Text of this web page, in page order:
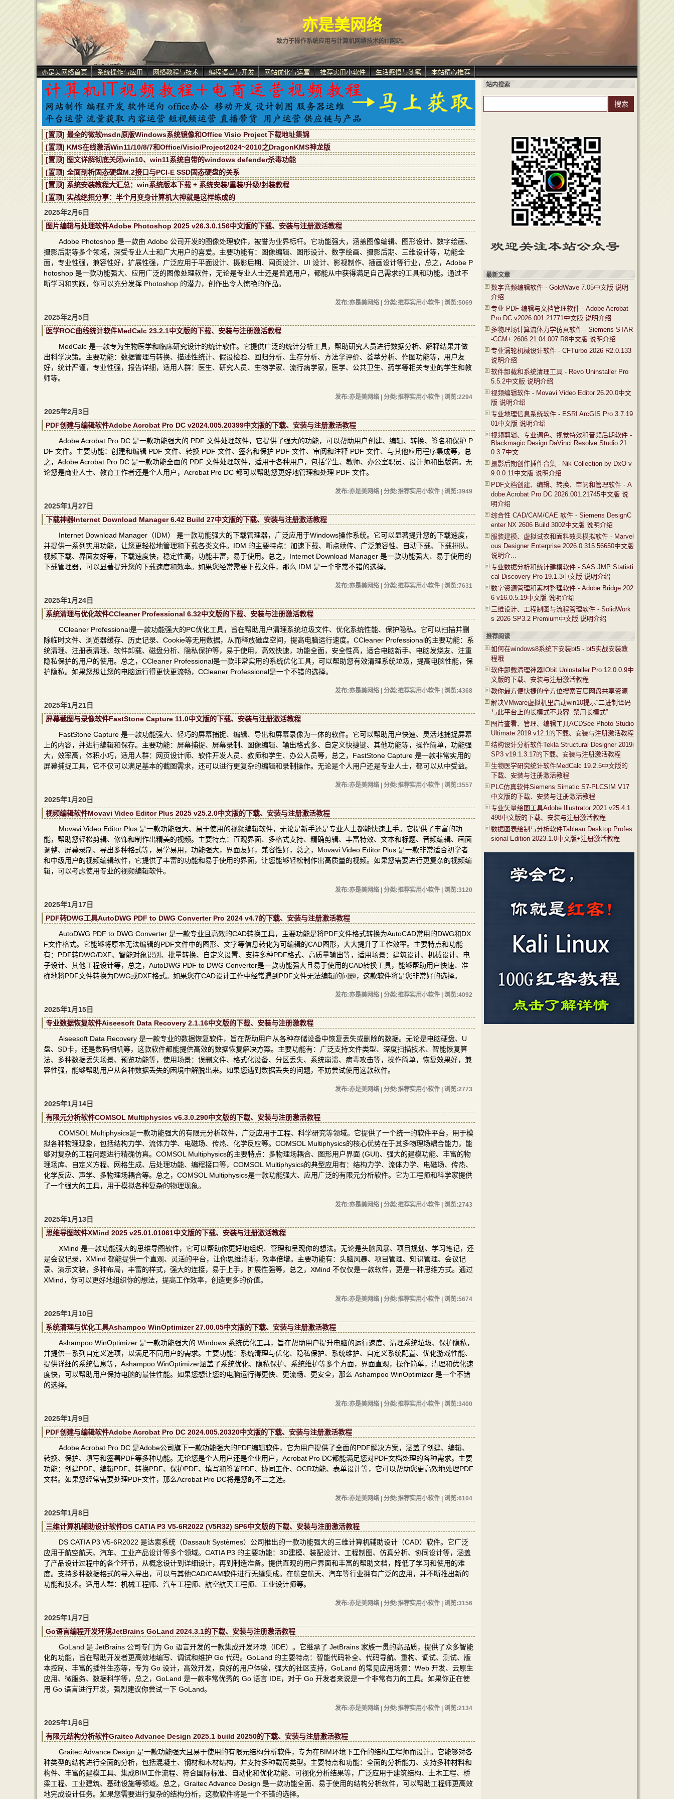
亦是美网络
致力于操作系统应用与计算机网络技术的IT网站。
亦是美网络首页 系统操作与应用 网络教程与技术 编程语言与开发 网站优化与运营 推荐实用小软件 生活感悟与随笔 本站精心推荐
[置顶] 最全的微软msdn原版Windows系统镜像和Office Visio Project下载地址集锦
[置顶] KMS在线激活Win11/10/8/7和Office/Visio/Project2024~2010之DragonKMS神龙版
[置顶] 图文详解彻底关闭win10、win11系统自带的windows defender杀毒功能
[置顶] 全面剖析固态硬盘M.2接口与PCI-E SSD固态硬盘的关系
[置顶] 系统安装教程大汇总：win系统版本下载 + 系统安装/重装/升级/封装教程
[置顶] 实战绝招分享：半个月变身计算机大神就是这样练成的
2025年2月6日
图片编辑与处理软件Adobe Photoshop 2025 v26.3.0.156中文版的下载、安装与注册激活教程
Adobe Photoshop 是一款由 Adobe 公司开发的图像处理软件，被誉为业界标杆。它功能强大，涵盖图像编辑、图形设计、数字绘画、
摄影后期等多个领域，深受专业人士和广大用户的喜爱。主要功能有：图像编辑、图形设计、数字绘画、摄影后期、三维设计等，功能全
面，专业性强，兼容性好，扩展性强，广泛应用于平面设计、摄影后期、网页设计、UI 设计、影视制作、插画设计等行业，总之，Adobe P
hotoshop 是一款功能强大、应用广泛的图像处理软件，无论是专业人士还是普通用户，都能从中获得满足自己需求的工具和功能。通过不
断学习和实践，你可以充分发挥 Photoshop 的潜力，创作出令人惊艳的作品。
发布:亦是美网络 | 分类:推荐实用小软件 | 浏览:5069
2025年2月5日
医学ROC曲线统计软件MedCalc 23.2.1中文版的下载、安装与注册激活教程
MedCalc 是一款专为生物医学和临床研究设计的统计软件。它提供广泛的统计分析工具，帮助研究人员进行数据分析、解释结果并做
出科学决策。主要功能：数据管理与转换、描述性统计、假设检验、回归分析、生存分析、方法学评价、荟萃分析、作图功能等，用户友
好，统计严谨，专业性强，报告详细，适用人群：医生、研究人员、生物学家、流行病学家，医学、公共卫生、药学等相关专业的学生和教
师等。
发布:亦是美网络 | 分类:推荐实用小软件 | 浏览:2294
2025年2月3日
PDF创建与编辑软件Adobe Acrobat Pro DC v2024.005.20399中文版的下载、安装与注册激活教程
Adobe Acrobat Pro DC 是一款功能强大的 PDF 文件处理软件，它提供了强大的功能，可以帮助用户创建、编辑、转换、签名和保护 P
DF 文件。主要功能：创建和编辑 PDF 文件、转换 PDF 文件、签名和保护 PDF 文件、审阅和注释 PDF 文件、与其他应用程序集成等，总
之，Adobe Acrobat Pro DC 是一款功能全面的 PDF 文件处理软件，适用于各种用户，包括学生、教师、办公室职员、设计师和出版商。无
论您是商业人士、教育工作者还是个人用户，Acrobat Pro DC 都可以帮助您更好地管理和处理 PDF 文件。
发布:亦是美网络 | 分类:推荐实用小软件 | 浏览:3949
2025年1月27日
下载神器Internet Download Manager 6.42 Build 27中文版的下载、安装与注册激活教程
Internet Download Manager（IDM） 是一款功能强大的下载管理器，广泛应用于Windows操作系统。它可以显著提升您的下载速度，
并提供一系列实用功能，让您更轻松地管理和下载各类文件。IDM 的主要特点：加速下载、断点续传、广泛兼容性、自动下载、下载排队、
视频下载、界面友好等，下载速度快，稳定性高，功能丰富，易于使用。总之，Internet Download Manager 是一款功能强大、易于使用的
下载管理器，可以显著提升您的下载速度和效率。如果您经常需要下载文件，那么 IDM 是一个非常不错的选择。
发布:亦是美网络 | 分类:推荐实用小软件 | 浏览:7631
2025年1月24日
系统清理与优化软件CCleaner Professional 6.32中文版的下载、安装与注册激活教程
CCleaner Professional是一款功能强大的PC优化工具，旨在帮助用户清理系统垃圾文件、优化系统性能、保护隐私。它可以扫描并删
除临时文件、浏览器缓存、历史记录、Cookie等无用数据，从而释放磁盘空间，提高电脑运行速度。CCleaner Professional的主要功能：系
统清理、注册表清理、软件卸载、磁盘分析、隐私保护等，易于使用，高效快速，功能全面，安全性高，适合电脑新手、电脑发烧友、注重
隐私保护的用户的使用。总之，CCleaner Professional是一款非常实用的系统优化工具，可以帮助您有效清理系统垃圾，提高电脑性能，保
护隐私。如果您想让您的电脑运行得更快更流畅，CCleaner Professional是一个不错的选择。
发布:亦是美网络 | 分类:推荐实用小软件 | 浏览:4368
2025年1月21日
屏幕截图与录像软件FastStone Capture 11.0中文版的下载、安装与注册激活教程
FastStone Capture 是一款功能强大、轻巧的屏幕捕捉、编辑、导出和屏幕录像为一体的软件。它可以帮助用户快速、灵活地捕捉屏幕
上的内容，并进行编辑和保存。主要功能：屏幕捕捉、屏幕录制、图像编辑、输出格式多、自定义快捷键、其他功能等，操作简单，功能强
大，效率高，体积小巧，适用人群：网页设计师、软件开发人员、教师和学生、办公人员等，总之，FastStone Capture 是一款非常实用的
屏幕捕捉工具，它不仅可以满足基本的截图需求，还可以进行更复杂的编辑和录制操作。无论是个人用户还是专业人士，都可以从中受益。
发布:亦是美网络 | 分类:推荐实用小软件 | 浏览:3557
2025年1月20日
视频编辑软件Movavi Video Editor Plus 2025 v25.2.0中文版的下载、安装与注册激活教程
Movavi Video Editor Plus 是一款功能强大、易于使用的视频编辑软件，无论是新手还是专业人士都能快速上手。它提供了丰富的功
能，帮助您轻松剪辑、修饰和制作出精美的视频。主要特点：直观界面、多格式支持、精确剪辑、丰富特效、文本和标题、音频编辑、画面
调整、屏幕录制、导出多种格式等，易学易用，功能强大，界面友好，兼容性好，总之，Movavi Video Editor Plus 是一款非常适合初学者
和中级用户的视频编辑软件，它提供了丰富的功能和易于使用的界面，让您能够轻松制作出高质量的视频。如果您需要进行更复杂的视频编
辑，可以考虑使用专业的视频编辑软件。
发布:亦是美网络 | 分类:推荐实用小软件 | 浏览:3120
2025年1月17日
PDF转DWG工具AutoDWG PDF to DWG Converter Pro 2024 v4.7的下载、安装与注册激活教程
AutoDWG PDF to DWG Converter 是一款专业且高效的CAD转换工具，主要功能是将PDF文件格式转换为AutoCAD常用的DWG和DX
F文件格式。它能够将原本无法编辑的PDF文件中的图形、文字等信息转化为可编辑的CAD图形，大大提升了工作效率。主要特点和功能
有：PDF转DWG/DXF、智能对象识别、批量转换、自定义设置、支持多种PDF格式、高质量输出等，适用场景：建筑设计、机械设计、电
子设计、其他工程设计等，总之，AutoDWG PDF to DWG Converter是一款功能强大且易于使用的CAD转换工具，能够帮助用户快速、准
确地将PDF文件转换为DWG或DXF格式。如果您在CAD设计工作中经常遇到PDF文件无法编辑的问题，这款软件将是您非常好的选择。
发布:亦是美网络 | 分类:推荐实用小软件 | 浏览:4092
2025年1月15日
专业数据恢复软件Aiseesoft Data Recovery 2.1.16中文版的下载、安装与注册激教程
Aiseesoft Data Recovery 是一款专业的数据恢复软件，旨在帮助用户从各种存储设备中恢复丢失或删除的数据。无论是电脑硬盘、U
盘、SD卡，还是数码相机等，这款软件都能提供高效的数据恢复解决方案。主要功能有：广泛支持文件类型、深度扫描技术、智能恢复算
法、多种数据丢失场景、预览功能等，使用场景：误删文件、格式化设备、分区丢失、系统崩溃、病毒攻击等，操作简单，恢复效果好，兼
容性强，能够帮助用户从各种数据丢失的困境中解脱出来。如果您遇到数据丢失的问题，不妨尝试使用这款软件。
发布:亦是美网络 | 分类:推荐实用小软件 | 浏览:2773
2025年1月14日
有限元分析软件COMSOL Multiphysics v6.3.0.290中文版的下载、安装与注册激活教程
COMSOL Multiphysics是一款功能强大的有限元分析软件，广泛应用于工程、科学研究等领域。它提供了一个统一的软件平台，用于模
拟各种物理现象，包括结构力学、流体力学、电磁场、传热、化学反应等。COMSOL Multiphysics的核心优势在于其多物理场耦合能力，能
够对复杂的工程问题进行精确仿真。COMSOL Multiphysics的主要特点：多物理场耦合、图形用户界面 (GUI)、强大的建模功能、丰富的物
理场库、自定义方程、网格生成、后处理功能、编程接口等，COMSOL Multiphysics的典型应用有：结构力学、流体力学、电磁场、传热、
化学反应、声学、多物理场耦合等。总之，COMSOL Multiphysics是一款功能强大、应用广泛的有限元分析软件。它为工程师和科学家提供
了一个强大的工具，用于模拟各种复杂的物理现象。
发布:亦是美网络 | 分类:推荐实用小软件 | 浏览:2743
2025年1月13日
思维导图软件XMind 2025 v25.01.01061中文版的下载、安装与注册激活教程
XMind 是一款功能强大的思维导图软件，它可以帮助你更好地组织、管理和呈现你的想法。无论是头脑风暴、项目规划、学习笔记，还
是会议记录，XMind 都能提供一个直观、灵活的平台，让你思维清晰，效率倍增。主要功能有：头脑风暴、项目管理、知识管理、会议记
录、演示文稿，多种布局，丰富的样式，强大的连接，易于上手，扩展性强等，总之，XMind 不仅仅是一款软件，更是一种思维方式。通过
XMind，你可以更好地组织你的想法，提高工作效率，创造更多的价值。
发布:亦是美网络 | 分类:推荐实用小软件 | 浏览:5674
2025年1月10日
系统清理与优化工具Ashampoo WinOptimizer 27.00.05中文版的下载、安装与注册激活教程
Ashampoo WinOptimizer 是一款功能强大的 Windows 系统优化工具，旨在帮助用户提升电脑的运行速度、清理系统垃圾、保护隐私，
并提供一系列自定义选项，以满足不同用户的需求。主要功能：系统清理与优化、隐私保护、系统维护、自定义系统配置、优化游戏性能、
提供详细的系统信息等，Ashampoo WinOptimizer涵盖了系统优化、隐私保护、系统维护等多个方面，界面直观，操作简单，清理和优化速
度快，可以帮助用户保持电脑的最佳性能。如果您想让您的电脑运行得更快、更流畅、更安全，那么 Ashampoo WinOptimizer 是一个不错
的选择。
发布:亦是美网络 | 分类:推荐实用小软件 | 浏览:3400
2025年1月9日
PDF创建与编辑软件Adobe Acrobat Pro DC 2024.005.20320中文版的下载、安装与注册激活教程
Adobe Acrobat Pro DC 是Adobe公司旗下一款功能强大的PDF编辑软件，它为用户提供了全面的PDF解决方案，涵盖了创建、编辑、
转换、保护、填写和签署PDF等多种功能。无论您是个人用户还是企业用户，Acrobat Pro DC都能满足您对PDF文档处理的各种需求。主要
功能：创建PDF、编辑PDF、转换PDF、保护PDF、填写和签署PDF、协同工作、OCR功能、表单设计等，它可以帮助您更高效地处理PDF
文档。如果您经常需要处理PDF文件，那么Acrobat Pro DC将是您的不二之选。
发布:亦是美网络 | 分类:推荐实用小软件 | 浏览:6104
2025年1月8日
三维计算机辅助设计软件DS CATIA P3 V5-6R2022 (V5R32) SP6中文版的下载、安装与注册激活教程
DS CATIA P3 V5-6R2022 是达索系统（Dassault Systèmes）公司推出的一款功能强大的三维计算机辅助设计（CAD）软件。它广泛
应用于航空航天、汽车、工业产品设计等多个领域。CATIA P3 的主要功能：3D建模、装配设计、工程制图、仿真分析、协同设计等，涵盖
了产品设计过程中的各个环节，从概念设计到详细设计，再到制造准备。提供直观的用户界面和丰富的帮助文档，降低了学习和使用的难
度。支持多种数据格式的导入导出，可以与其他CAD/CAM软件进行无缝集成。在航空航天、汽车等行业拥有广泛的应用，并不断推出新的
功能和技术。适用人群：机械工程师、汽车工程师、航空航天工程师、工业设计师等。
发布:亦是美网络 | 分类:推荐实用小软件 | 浏览:3156
2025年1月7日
Go语言编程开发环境JetBrains GoLand 2024.3.1的下载、安装与注册激活教程
GoLand 是 JetBrains 公司专门为 Go 语言开发的一款集成开发环境（IDE）。它继承了 JetBrains 家族一贯的高品质，提供了众多智能
化的功能，旨在帮助开发者更高效地编写、调试和维护 Go 代码。GoLand 的主要特点：智能代码补全、代码导航、重构、调试、测试、版
本控制、丰富的插件生态等，专为 Go 设计，高效开发，良好的用户体验，强大的社区支持，GoLand 的常见应用场景：Web 开发、云原生
应用、微服务、数据科学等，总之，GoLand 是一款非常优秀的 Go 语言 IDE，对于 Go 开发者来说是一个非常有力的工具。如果你正在使
用 Go 语言进行开发，强烈建议你尝试一下 GoLand。
发布:亦是美网络 | 分类:推荐实用小软件 | 浏览:2134
2025年1月6日
有限元结构分析软件Graitec Advance Design 2025.1 build 20250的下载、安装与注册激活教程
Graitec Advance Design 是一款功能强大且易于使用的有限元结构分析软件，专为在BIM环境下工作的结构工程师而设计。它能够对各
种类型的结构进行全面的分析，包括混凝土、钢材和木材结构，并支持多种载荷类型。主要特点和功能：全面的分析能力、支持多种材料和
构件、丰富的建模工具、集成BIM工作流程、符合国际标准、自动化和优化功能、可视化分析结果等，广泛应用于建筑结构、土木工程、桥
梁工程、工业建筑、基础设施等领域。总之，Graitec Advance Design 是一款功能全面、易于使用的结构分析软件，可以帮助工程师更高效
地完成设计任务。如果您需要进行复杂的结构分析，这款软件将是一个不错的选择。
站内搜索
最新文章
数字音频编辑软件 - GoldWave 7.05中文版 说明
介绍
专业 PDF 编辑与文档管理软件 - Adobe Acrobat
Pro DC v2026.001.21771中文版 说明介绍
多物理场计算流体力学仿真软件 - Siemens STAR
-CCM+ 2606 21.04.007 R8中文版 说明介绍
专业涡轮机械设计软件 - CFTurbo 2026 R2.0.133
说明介绍
软件卸载和系统清理工具 - Revo Uninstaller Pro
5.5.2中文版 说明介绍
视频编辑软件 - Movavi Video Editor 26.20.0中文
版 说明介绍
专业地理信息系统软件 - ESRI ArcGIS Pro 3.7.19
01中文版 说明介绍
视频剪辑、专业调色、视觉特效和音频后期软件 -
Blackmagic Design DaVinci Resolve Studio 21.
0.3.7中文...
摄影后期创作插件合集 - Nik Collection by DxO v
9.0.0.11中文版 说明介绍
PDF文档创建、编辑、转换、审阅和管理软件 - A
dobe Acrobat Pro DC 2026.001.21745中文版 说
明介绍
综合性 CAD/CAM/CAE 软件 - Siemens DesignC
enter NX 2606 Build 3002中文版 说明介绍
服装建模、虚拟试衣和面料效果模拟软件 - Marvel
ous Designer Enterprise 2026.0.315.56650中文版
说明介...
专业数据分析和统计建模软件 - SAS JMP Statisti
cal Discovery Pro 19.1.3中文版 说明介绍
数字资源管理和素材整理软件 - Adobe Bridge 202
6 v16.0.5.19中文版 说明介绍
三维设计、工程制图与流程管理软件 - SolidWork
s 2026 SP3.2 Premium中文版 说明介绍
推荐阅读
如何在windows8系统下安装bt5 - bt5实战安装教
程哦
软件卸载清理神器IObit Uninstaller Pro 12.0.0.9中
文版的下载、安装与注册激活教程
教你最方便快捷的全方位搜索百度网盘共享资源
解决VMware虚拟机里启动win10提示“二进制译码
与此平台上的长模式不兼容. 禁用长模式”
图片查看、管理、编辑工具ACDSee Photo Studio
Ultimate 2019 v12.1的下载、安装与注册激活教程
结构设计分析软件Tekla Structural Designer 2019i
SP3 v19.1.3.17的下载、安装与注册激活教程
生物医学研究统计软件MedCalc 19.2.5中文版的
下载、安装与注册激活教程
PLC仿真软件Siemens Simatic S7-PLCSIM V17
中文版的下载、安装与注册激活教程
专业矢量绘图工具Adobe Illustrator 2021 v25.4.1.
498中文版的下载、安装与注册激活教程
数据图表绘制与分析软件Tableau Desktop Profes
sional Edition 2023.1.0中文版+注册激活教程